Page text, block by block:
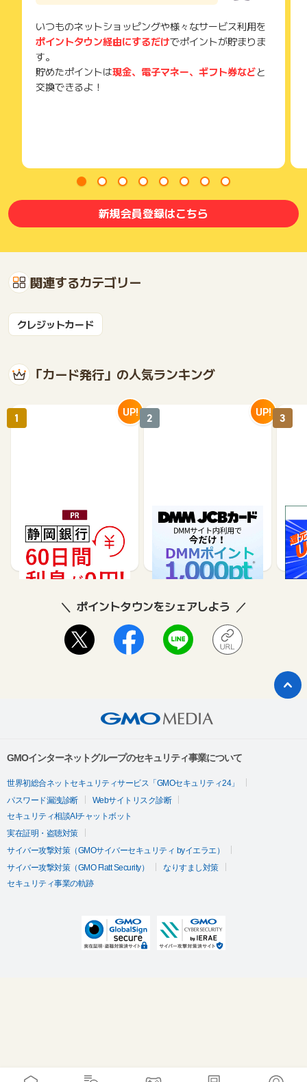
いつものネットショッピングや様々なサービス利用を
ポイントタウン経由にするだけでポイントが貯まりま
す。
貯めたポイントは現金、電子マネー、ギフト券などと
交換できるよ！
新規会員登録はこちら
関連するカテゴリー
クレジットカード
「カード発行」の人気ランキング
静岡銀行カードローンSE
LECA（セレカ）
26,250 35,000
1 UP!
DMM JCBカード（発
3,000 5,500
2 UP!
※合
※【
シ
3
ポイントタウンをシェアしよう
GMOインターネットグループのセキュリティ事業について
世界初総合ネットセキュリティサービス「GMOセキュリティ24」
パスワード漏洩診断
Webサイトリスク診断
セキュリティ相談AIチャットボット
実在証明・盗聴対策
サイバー攻撃対策（GMOサイバーセキュリティ byイエラエ）
サイバー攻撃対策（GMO Flatt Security）
なりすまし対策
セキュリティ事業の軌跡